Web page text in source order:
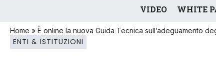
VIDEO WHITE
Home » È online la nuova Guida Tecnica sull’adeguamento
ENTI & ISTITUZIONI